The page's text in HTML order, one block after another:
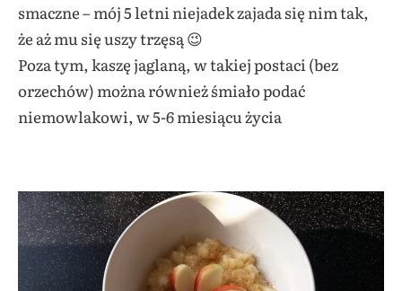
smaczne – mój 5 letni niejadek zajada się nim tak,
że aż mu się uszy trzęsą 😉
Poza tym, kaszę jaglaną, w takiej postaci (bez
orzechów) można również śmiało podać
niemowlakowi, w 5-6 miesiącu życia